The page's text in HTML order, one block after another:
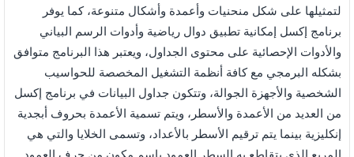
لتمثيلها على شكل منحنيات وأعمدة وأشكال متنوعة، كما يوفر
برنامج إكسل إمكانية تطبيق دوال رياضية وأدوات الرسم البياني
والأدوات الإحصائية على محتوى الجداول، ويعتبر هذا البرنامج متوافق
بشكله البرمجي مع كافة أنظمة التشغيل المخصصة للحواسيب
الشخصية والأجهزة الجوالة، وتتكون جداول البيانات في برنامج إكسل
من العديد من الأعمدة والأسطر، ويتم تسمية الأعمدة بحروف أبجدية
إنكليزية بينما يتم ترقيم الأسطر بالأعداد، وتسمى الخلايا والتي هي